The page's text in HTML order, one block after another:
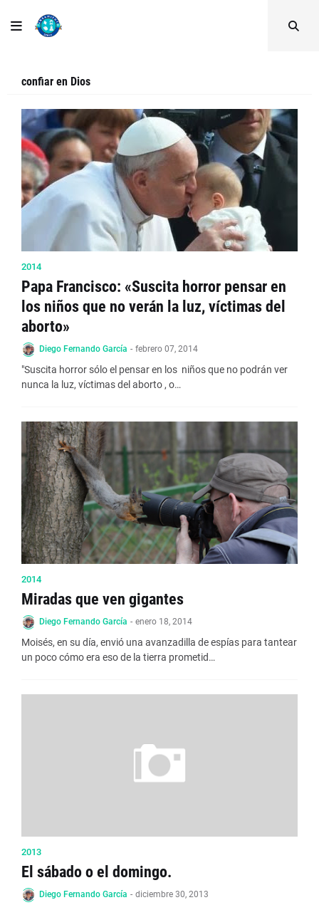
confiar en Dios
2014
Papa Francisco: «Suscita horror pensar en
los niños que no verán la luz, víctimas del
aborto»
Diego Fernando García - febrero 07, 2014
"Suscita horror sólo el pensar en los niños que no podrán ver
nunca la luz, víctimas del aborto , o…
2014
Miradas que ven gigantes
Diego Fernando García - enero 18, 2014
Moisés, en su día, envió una avanzadilla de espías para tantear
un poco cómo era eso de la tierra prometid…
2013
El sábado o el domingo.
Diego Fernando García - diciembre 30, 2013